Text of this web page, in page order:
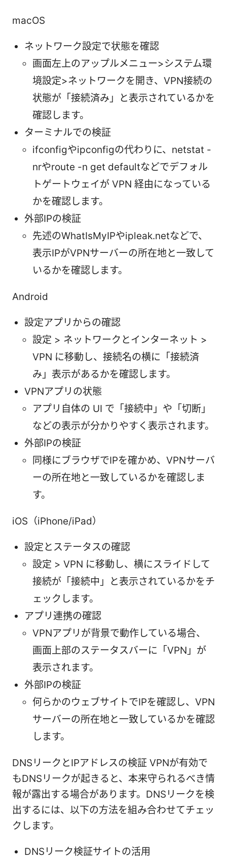
macOS
ネットワーク設定で状態を確認
画面左上のアップルメニュー>システム環
境設定>ネットワークを開き、VPN接続の
状態が「接続済み」と表示されているかを
確認します。
ターミナルでの検証
ifconfigやipconfigの代わりに、netstat -
nrやroute -n get defaultなどでデフォル
トゲートウェイが VPN 経由になっている
かを確認します。
外部IPの検証
先述のWhatIsMyIPやipleak.netなどで、
表示IPがVPNサーバーの所在地と一致して
いるかを確認します。
Android
設定アプリからの確認
設定 > ネットワークとインターネット >
VPN に移動し、接続名の横に「接続済
み」表示があるかを確認します。
VPNアプリの状態
アプリ自体の UI で「接続中」や「切断」
などの表示が分かりやすく表示されます。
外部IPの検証
同様にブラウザでIPを確かめ、VPNサーバ
ーの所在地と一致しているかを確認しま
す。
iOS（iPhone/iPad）
設定とステータスの確認
設定 > VPN に移動し、横にスライドして
接続が「接続中」と表示されているかをチ
ェックします。
アプリ連携の確認
VPNアプリが背景で動作している場合、
画面上部のステータスバーに「VPN」が
表示されます。
外部IPの検証
何らかのウェブサイトでIPを確認し、VPN
サーバーの所在地と一致しているかを確認
します。
DNSリークとIPアドレスの検証 VPNが有効で
もDNSリークが起きると、本来守られるべき情
報が露出する場合があります。DNSリークを検
出するには、以下の方法を組み合わせてチェッ
クします。
DNSリーク検証サイトの活用